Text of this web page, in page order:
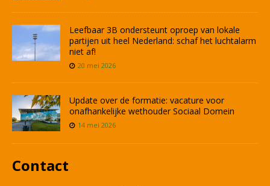
Leefbaar 3B ondersteunt oproep van lokale
partijen uit heel Nederland: schaf het luchtalarm
niet af!
20 mei 2026
Update over de formatie: vacature voor
onafhankelijke wethouder Sociaal Domein
14 mei 2026
Contact